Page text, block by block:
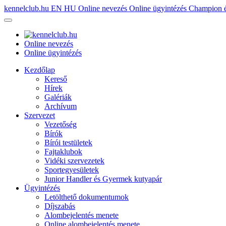
kennelclub.hu EN HU Online nevezés Online ügyintézés Champion
Online nevezés
Online ügyintézés
Kezdőlap
Kereső
Hírek
Galériák
Archívum
Szervezet
Vezetőség
Bírók
Bírói testületek
Fajtaklubok
Vidéki szervezetek
Sportegyesületek
Junior Handler és Gyermek kutyapár
Ügyintézés
Letölthető dokumentumok
Díjszabás
Alombejelentés menete
Online alombejelentés menete